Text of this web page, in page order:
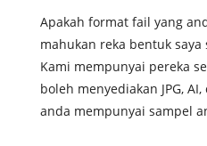
Apakah format fail yang
mahukan reka bentuk saya
Kami mempunyai pereka
boleh menyediakan JPG,
anda mempunyai sampel